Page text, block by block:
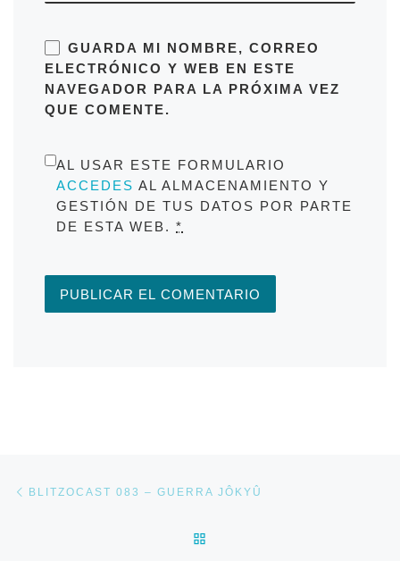
GUARDA MI NOMBRE, CORREO
ELECTRÓNICO Y WEB EN ESTE
NAVEGADOR PARA LA PRÓXIMA VEZ
QUE COMENTE.
AL USAR ESTE FORMULARIO
ACCEDES AL ALMACENAMIENTO Y
GESTIÓN DE TUS DATOS POR PARTE
DE ESTA WEB. *
Navegación de entradas
BLITZOCAST 083 – GUERRA JÔKYÛ